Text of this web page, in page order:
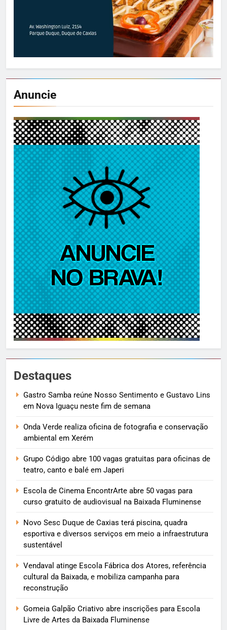
Anuncie
Destaques
Gastro Samba reúne Nosso Sentimento e Gustavo Lins
em Nova Iguaçu neste fim de semana
Onda Verde realiza oficina de fotografia e conservação
ambiental em Xerém
Grupo Código abre 100 vagas gratuitas para oficinas de
teatro, canto e balé em Japeri
Escola de Cinema EncontrArte abre 50 vagas para
curso gratuito de audiovisual na Baixada Fluminense
Novo Sesc Duque de Caxias terá piscina, quadra
esportiva e diversos serviços em meio a infraestrutura
sustentável
Vendaval atinge Escola Fábrica dos Atores, referência
cultural da Baixada, e mobiliza campanha para
reconstrução
Gomeia Galpão Criativo abre inscrições para Escola
Livre de Artes da Baixada Fluminense